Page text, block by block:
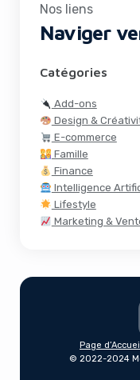
Nos liens
Naviger
Catégories
Add-ons
Design &
E-commerce
Famille
Finance
Intelligence
Lifestyle
Marketing &
Page
© 2022-2024